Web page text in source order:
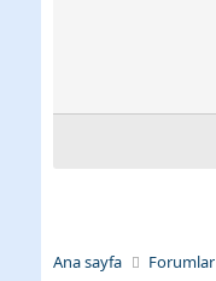
Ana sayfa Forumlar